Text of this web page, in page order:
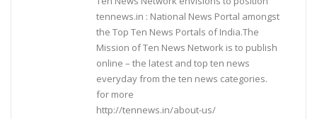
tennews.in : National News Portal amongst
the Top Ten News Portals of India.The
Mission of Ten News Network is to publish
online – the latest and top ten news
everyday from the ten news categories.
for more
http://tennews.in/about-us/